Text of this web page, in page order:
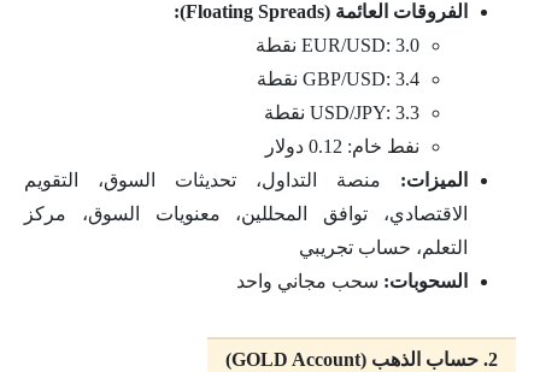
الفروقات العائمة (Floating Spreads):
EUR/USD: 3.0 نقطة
GBP/USD: 3.4 نقطة
USD/JPY: 3.3 نقطة
نفط خام: 0.12 دولار
الميزات: منصة التداول، تحديثات السوق، التقويم
الاقتصادي، توافق المحللين، معنويات السوق، مركز
التعلم، حساب تجريبي
السحوبات: سحب مجاني واحد
2. حساب الذهب (GOLD Account)